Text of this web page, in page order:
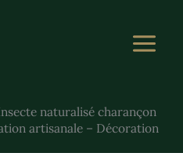
naturalisé charançon
artisanale – Décoration